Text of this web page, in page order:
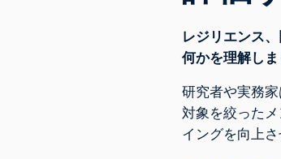
レジリエンス
何かを理解しま
研究者や実務
対象を絞った
イングを向上